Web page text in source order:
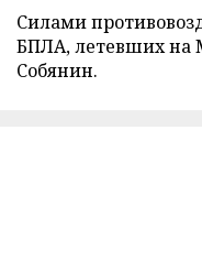
Силами
БПЛА, летевших на
Собянин.